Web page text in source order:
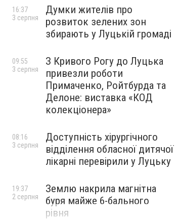
Думки жителів про
розвиток зелених зон
збирають у Луцькій громаді
16:37
3 серпня
З Кривого Рогу до Луцька
привезли роботи
Примаченко, Ройтбурда та
Делоне: виставка «КОД
колекціонера»
09:55
3 серпня
Доступність хірургічного
відділення обласної дитячої
лікарні перевірили у Луцьку
08:16
3 серпня
Землю накрила магнітна
буря майже 6-бального
рівня
19:37
2 серпня